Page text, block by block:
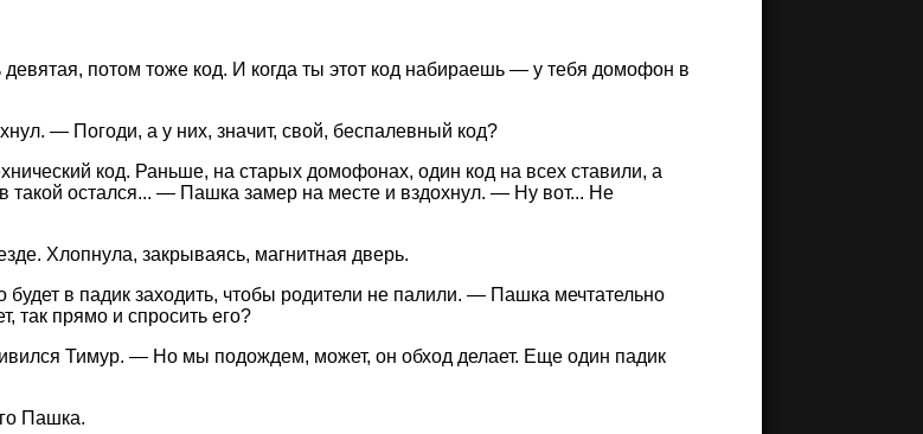
потом тоже код. И когда ты этот код набираешь — у тебя домофон в
— Погоди, а у них, значит, свой, беспалевный код?
код. Раньше, на старых домофонах, один код на всех ставили, а
такой остался... — Пашка замер на месте и вздохнул. — Ну вот... Не
Хлопнула, закрываясь, магнитная дверь.
в падик заходить, чтобы родители не палили. — Пашка мечтательно
так прямо и спросить его?
Тимур. — Но мы подождем, может, он обход делает. Еще один падик
Пашка.